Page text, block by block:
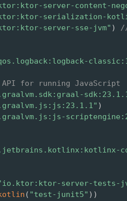
server-content-
serialization-
server-sse-jvm" )
for running JavaScript
)
server-tests-
( "test-junit5" ) )